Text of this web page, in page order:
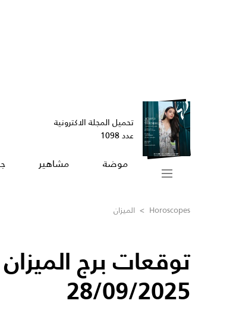
تحميل المجلة الاكترونية
عدد 1098
موضة مشاهير
Horoscopes
> الميزان
توقعات برج
28/09/2025